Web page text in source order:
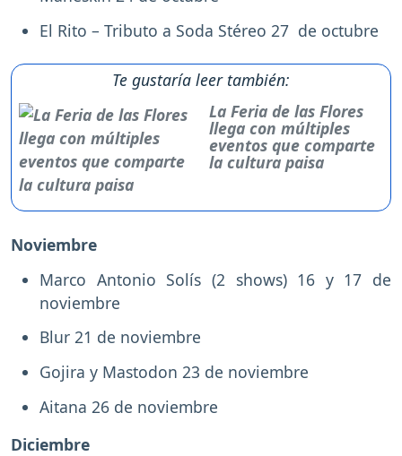
El Rito – Tributo a Soda Stéreo 27 de octubre
Te gustaría leer también:
La Feria de las Flores
llega con múltiples
eventos que comparte
la cultura paisa
Noviembre
Marco Antonio Solís (2 shows) 16 y 17 de
noviembre
Blur 21 de noviembre
Gojira y Mastodon 23 de noviembre
Aitana 26 de noviembre
Diciembre